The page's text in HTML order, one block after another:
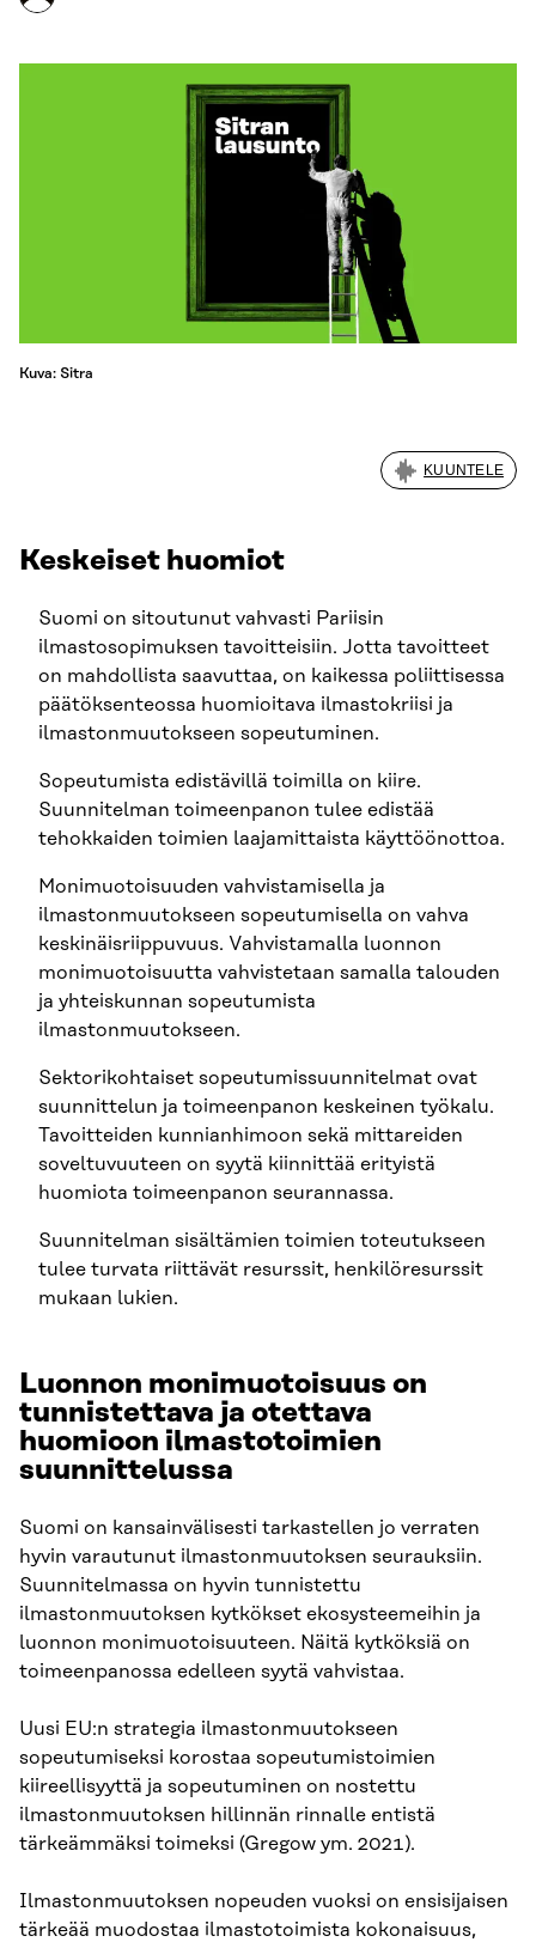
Kuva: Sitra
KUUNTELE
Keskeiset huomiot
Suomi on sitoutunut vahvasti Pariisin
ilmastosopimuksen tavoitteisiin. Jotta tavoitteet
on mahdollista saavuttaa, on kaikessa poliittisessa
päätöksenteossa huomioitava ilmastokriisi ja
ilmastonmuutokseen sopeutuminen.
Sopeutumista edistävillä toimilla on kiire.
Suunnitelman toimeenpanon tulee edistää
tehokkaiden toimien laajamittaista käyttöönottoa.
Monimuotoisuuden vahvistamisella ja
ilmastonmuutokseen sopeutumisella on vahva
keskinäisriippuvuus. Vahvistamalla luonnon
monimuotoisuutta vahvistetaan samalla talouden
ja yhteiskunnan sopeutumista
ilmastonmuutokseen.
Sektorikohtaiset sopeutumissuunnitelmat ovat
suunnittelun ja toimeenpanon keskeinen työkalu.
Tavoitteiden kunnianhimoon sekä mittareiden
soveltuvuuteen on syytä kiinnittää erityistä
huomiota toimeenpanon seurannassa.
Suunnitelman sisältämien toimien toteutukseen
tulee turvata riittävät resurssit, henkilöresurssit
mukaan lukien.
Luonnon monimuotoisuus on
tunnistettava ja otettava
huomioon ilmastotoimien
suunnittelussa
Suomi on kansainvälisesti tarkastellen jo verraten
hyvin varautunut ilmastonmuutoksen seurauksiin.
Suunnitelmassa on hyvin tunnistettu
ilmastonmuutoksen kytkökset ekosysteemeihin ja
luonnon monimuotoisuuteen. Näitä kytköksiä on
toimeenpanossa edelleen syytä vahvistaa.
Uusi EU:n strategia ilmastonmuutokseen
sopeutumiseksi korostaa sopeutumistoimien
kiireellisyyttä ja sopeutuminen on nostettu
ilmastonmuutoksen hillinnän rinnalle entistä
tärkeämmäksi toimeksi (Gregow ym. 2021).
Ilmastonmuutoksen nopeuden vuoksi on ensisijaisen
tärkeää muodostaa ilmastotoimista kokonaisuus,